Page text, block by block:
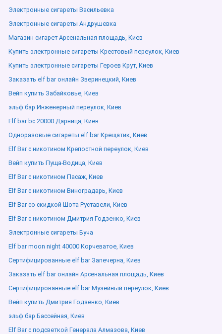
Электронные сигареты Васильевка
Электронные сигареты Андрушевка
Магазин сигарет Арсенальная площадь, Киев
Купить электронные сигареты Крестовый переулок, Киев
Купить электронные сигареты Героев Крут, Киев
Заказать elf bar онлайн Зверинецкий, Киев
Вейп купить Забайковье, Киев
эльф бар Инженерный переулок, Киев
Elf bar bc 20000 Дарница, Киев
Одноразовые сигареты elf bar Крещатик, Киев
Elf Bar с никотином Крепостной переулок, Киев
Вейп купить Пуща-Водица, Киев
Elf Bar с никотином Пасаж, Киев
Elf Bar с никотином Виноградарь, Киев
Elf Bar со скидкой Шота Руставели, Киев
Elf Bar с никотином Дмитрия Годзенко, Киев
Электронные сигареты Буча
Elf bar moon night 40000 Корчеватое, Киев
Сертифицированные elf bar Запечерна, Киев
Заказать elf bar онлайн Арсенальная площадь, Киев
Сертифицированные elf bar Музейный переулок, Киев
Вейп купить Дмитрия Годзенко, Киев
эльф бар Бассейная, Киев
Elf Bar с подсветкой Генерала Алмазова, Киев